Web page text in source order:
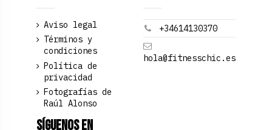
Aviso legal
Términos y
condiciones
Política de
privacidad
Fotografías de
Raúl Alonso
+34614130370
hola@fitnesschic.es
Síguenos en